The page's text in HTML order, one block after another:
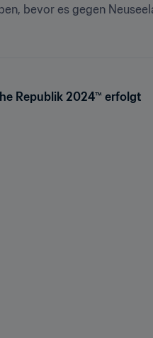
bevor es gegen
Republik 2024™ erfolgt